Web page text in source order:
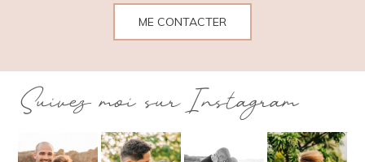
ME CONTACTER
Suivez moi sur Instagram